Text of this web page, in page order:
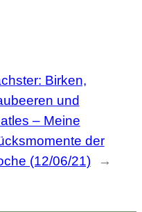
Birken,
und
– Meine
der
(12/06/21)
→